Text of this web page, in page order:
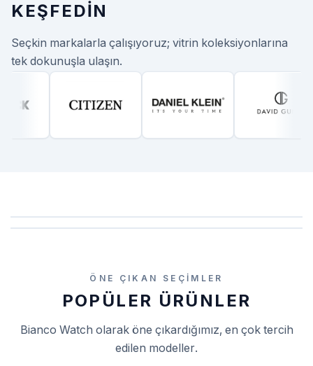
KEŞFEDIN
Seçkin markalarla çalışıyoruz; vitrin koleksiyonlarına
tek dokunuşla ulaşın.
ÖNE ÇIKAN SEÇIMLER
POPÜLER ÜRÜNLER
Bianco Watch olarak öne çıkardığımız, en çok tercih
edilen modeller.